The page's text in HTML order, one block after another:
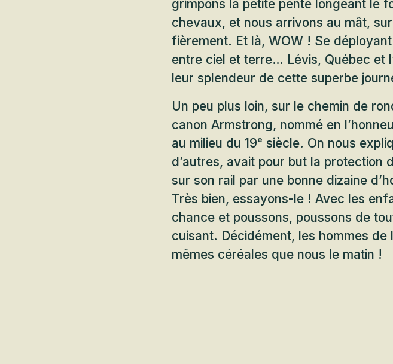
grimpons la petite pente longeant le
chevaux, et nous arrivons au mât,
fièrement. Et là, WOW ! Se
entre ciel et terre… Lévis, Québec et
leur splendeur de cette superbe
Un peu plus loin, sur le chemin de
canon Armstrong, nommé en
au milieu du 19ᵉ siècle. On nous
d’autres, avait pour but la protection
sur son rail par une bonne dizaine
Très bien, essayons-le ! Avec les
chance et poussons, poussons de
cuisant. Décidément, les hommes de
mêmes céréales que nous le matin !